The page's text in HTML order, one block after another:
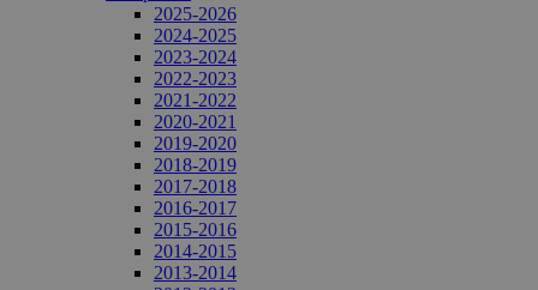
2025-2026
2024-2025
2023-2024
2022-2023
2021-2022
2020-2021
2019-2020
2018-2019
2017-2018
2016-2017
2015-2016
2014-2015
2013-2014